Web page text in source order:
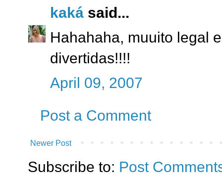
kaká said...
Hahahaha, muuito legal
divertidas!!!!
April 09, 2007
Post a Comment
Newer Post
Subscribe to: Post